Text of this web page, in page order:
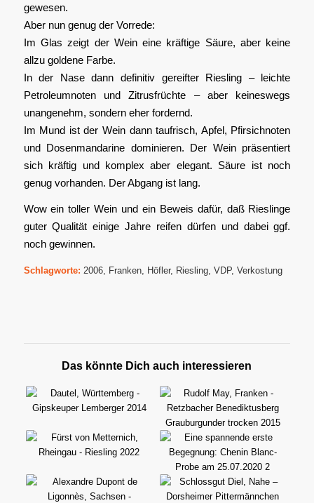
gewesen.
Aber nun genug der Vorrede:
Im Glas zeigt der Wein eine kräftige Säure, aber keine
allzu goldene Farbe.
In der Nase dann definitiv gereifter Riesling – leichte
Petroleumnoten und Zitrusfrüchte – aber keineswegs
unangenehm, sondern eher fordernd.
Im Mund ist der Wein dann taufrisch, Apfel, Pfirsichnoten
und Dosenmandarine dominieren. Der Wein präsentiert
sich kräftig und komplex aber elegant. Säure ist noch
genug vorhanden. Der Abgang ist lang.
Wow ein toller Wein und ein Beweis dafür, daß Rieslinge
guter Qualität einige Jahre reifen dürfen und dabei ggf.
noch gewinnen.
Schlagworte: 2006, Franken, Höfler, Riesling, VDP, Verkostung
Das könnte Dich auch interessieren